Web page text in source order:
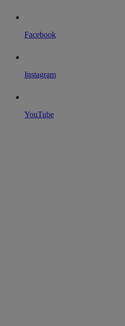
Facebook
Instagram
YouTube